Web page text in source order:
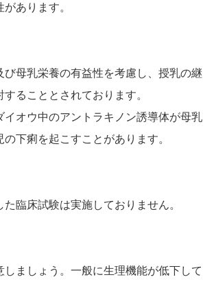
あります。
び母乳栄養の有益性を考慮し、授乳の継
ることとされております。
イオウ中のアントラキノン誘導体が母乳
下痢を起こすことがあります。
臨床試験は実施しておりません。
しましょう。一般に生理機能が低下して